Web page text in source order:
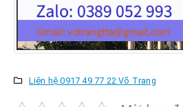
Liên hệ 0917 49 77 22 Võ Trang